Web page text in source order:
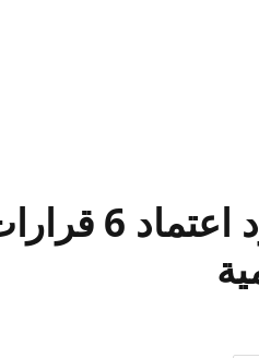
وزير الصحة والسكان: